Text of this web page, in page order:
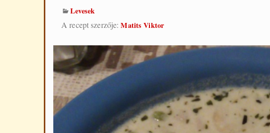
Levesek
A recept szerzője:Matits Viktor